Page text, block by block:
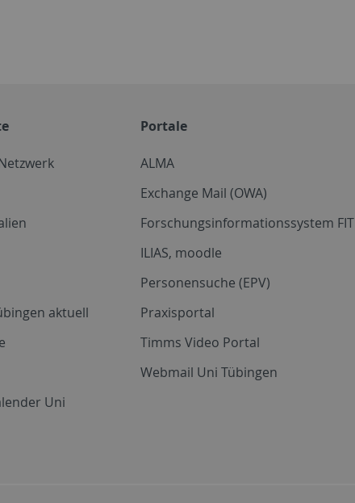
aktuell
Uni
Portale
ALMA
Exchange Mail (OWA)
Forschungsinformationssystem FIT
ILIAS, moodle
Personensuche (EPV)
Praxisportal
Timms Video Portal
Webmail Uni Tübingen